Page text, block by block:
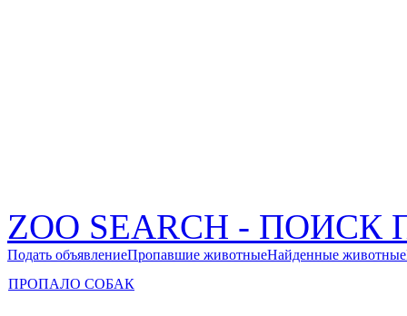
ZOO SEARCH -
Подать объявлениеПропавшие животныеНайденные животные
ПРОПАЛО СОБАК